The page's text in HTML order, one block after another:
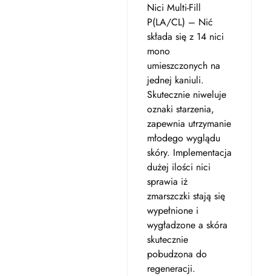
Nici Multi-Fill
P(LA/CL) – Nić
składa się z 14 nici
mono
umieszczonych na
jednej kaniuli.
Skutecznie niweluje
oznaki starzenia,
zapewnia utrzymanie
młodego wyglądu
skóry. Implementacja
dużej ilości nici
sprawia iż
zmarszczki stają się
wypełnione i
wygładzone a skóra
skutecznie
pobudzona do
regeneracji.